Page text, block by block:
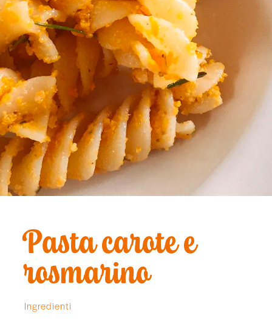
Pasta carote e
rosmarino
Ingredienti